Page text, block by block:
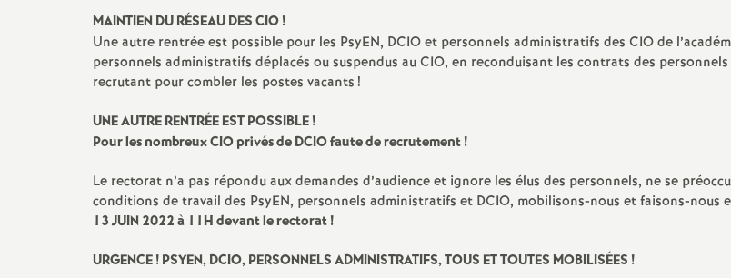
e
E
n
s
MAINTIENDURÉSEAUDESCIO!
Une autre rentrée est possible pour les PsyEN, DCIOet personnels administratifs des CIOde
personnels administratifs déplacés ou suspendus auCIO, en reconduisant les contrats des
recrutant pour combler les postes vacants !
UNEAUTRERENTRÉEESTPOSSIBLE!
Pour les nombreuxCIOprivés deDCIOfaute de recrutement!
Le rectorat n’a pas répondu aux demandes d’audience et ignore les élus des personnels, ne se
conditions de travail des PsyEN, personnels administratifs et DCIO, mobilisons-nous et faisons-nous
13JUIN2022 à 11H devant le rectorat!
URGENCE!PSYEN,DCIO,PERSONNELSADMINISTRATIFS,TOUS ETTOUTESMOBILISÉES !